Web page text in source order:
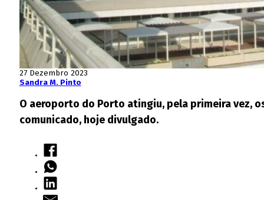
27 Dezembro 2023
Sandra M. Pinto
O aeroporto do Porto atingiu, pela primeira vez,
comunicado, hoje divulgado.